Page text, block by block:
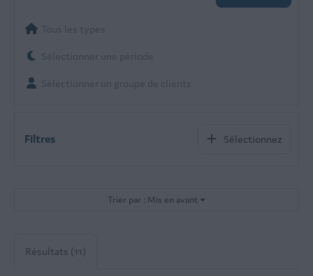
Filtres Sélectionnez
Trier par : Mis en avant
Résultats (11)